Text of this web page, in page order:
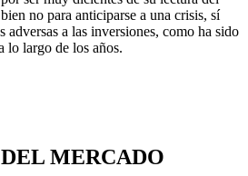
no para anticiparse a una crisis, sí
a las inversiones, como ha sido
lo largo de los años.
MERCADO